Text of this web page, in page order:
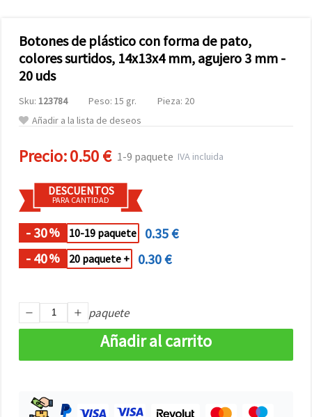
Botones de plástico con forma de pato,
colores surtidos, 14x13x4 mm, agujero 3 mm -
20 uds
Sku: 123784 Peso: 15 gr.
Pieza: 20
Añadir a la lista de deseos
Precio:0.50 € 1-9 paquete IVA incluida
DESCUENTOS
PARA CANTIDAD
- 30% 10-19 paquete
0.35 €
- 40% 20 paquete + 0.30 €
paquete
Añadir al carrito